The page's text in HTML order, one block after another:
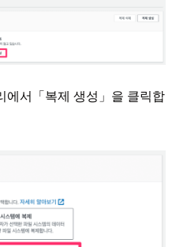
서「복제 생성」을 클릭합